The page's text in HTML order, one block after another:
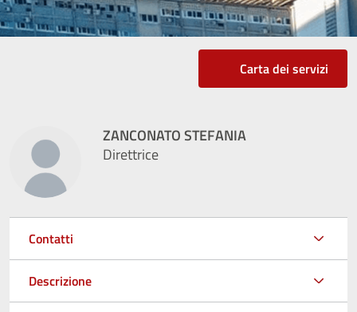
Carta dei servizi
ZANCONATO STEFANIA
Direttrice
Contatti
Descrizione